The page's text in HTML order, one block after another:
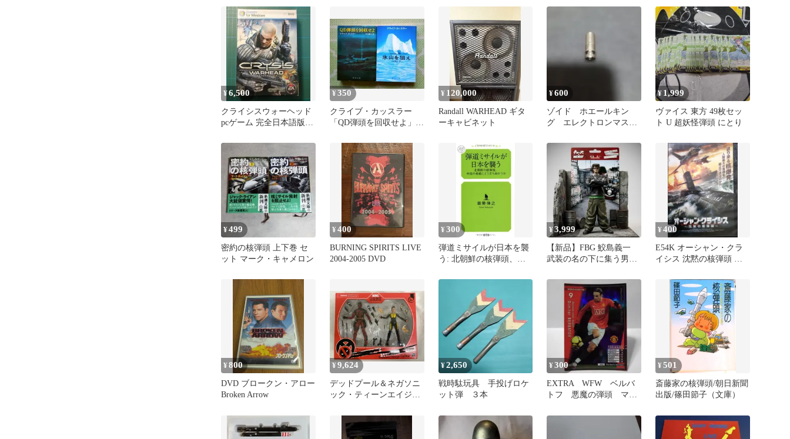
215/60R17
¥6,500
クライシスウォーヘッド
pcゲーム 完全日本語版
¥350
クライブ・カッスラー
「QD弾頭を回収せよ」
¥ 120,000
Randall WARHEAD ギタ
ーキャビネット
¥600
ゾイド ホエールキン
グ エレクトロンマスド
¥ 1,999
ヴァイス 東方 49枚セッ
ト U 超妖怪弾頭 にとり
¥499
密約の核弾頭 上下巻 セ
ット マーク・キャメロン
¥400
BURNING SPIRITS LIVE
2004-2005 DVD
¥300
弾道ミサイルが日本を襲
う: 北朝鮮の核弾頭、中
うか (幻冬舎ルネッサン
ス新書 の-3-1)
¥3,999
【新品】FBG 鮫島義一
武装の名の下に集う男
ローズ
¥400
E54K オーシャン・クラ
イシス 沈黙の核弾頭 レ
¥800
DVD ブロークン・アロー
Broken Arrow
¥9,624
デッドプール＆ネガソニ
ック・ティーンエイジ・
「デッドプール」マーベ
ル・レジェンド 6インチ
¥2,650
戦時駄玩具 手投げロケ
ット弾 ３本
¥300
EXTRA WFW ベルバ
トフ 悪魔の弾頭 マン
¥501
斎藤家の核弾頭/朝日新聞
出版/篠田節子（文庫）